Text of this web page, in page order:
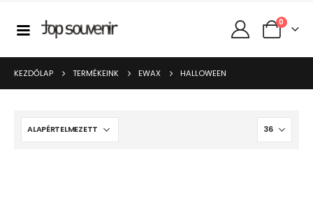
0
KEZDŐLAP TERMÉKEINK EWAX HALLOWEEN